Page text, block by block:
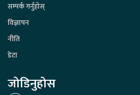
सम्पर्क गर्नुहोस्
विज्ञापन
नीति
डेटा
जोडिनुहोस